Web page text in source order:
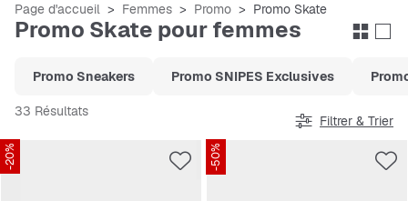
Page d'accueil Femmes Promo Promo Skate
Promo Skate pour femmes
Promo Sneakers Promo SNIPES Exclusives
33 Résultats
Filtrer & Trier
-20% -50%